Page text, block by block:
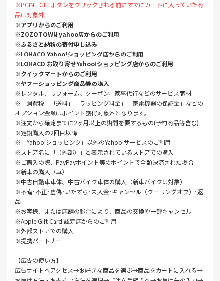
※POINT GETボタンをクリックされる前にすでにカートに入っていた商
品は対象外
※アプリからのご利用
※ZOZOTOWN yahoo店からのご利用
※ふるさと納税の寄付申し込み
※LOHACO Yahoo!ショッピング店からのご利用
※LOHACO お取り寄せYahoo!ショッピング店からのご利用
※クイックマートからのご利用
※ヤフーショッピング商品券の購入
※レンタル、リフォーム、クーポン、家事代行などのサービス商材
※「消費税」「送料」「ラッピング料金」「家電機器の保証金」などの
オプション金額はポイント獲得対象外となります。
※注文から確定までに2ヶ月以上の期間を要するもの(予約商品等含む)
※定期購入の2回目以降
※「Yahoo!ショッピング」以外のYahoo!サービスのご利用
※ストア名に「（外部）」と表示されているストアでの購入
※ご購入の際、PayPayポイント等のポイントで全額決済された場合
※新車の購入（車）
※中古自動車車体、中古バイク車体の購入（新車バイクは対象）
※不備･不正･虚偽･いたずら･未入金･キャンセル（クーリングオフ）･返
品
※お客様、または店舗の都合により、商品の交換や一部キャンセル
※Apple Gift Card 認定店からのご利用
※外部ストアでの購入
※提携パートナー
【広告の使い方】
広告サイトへアクセス→お好きな商品を選ぶ→商品をカートに入れる→